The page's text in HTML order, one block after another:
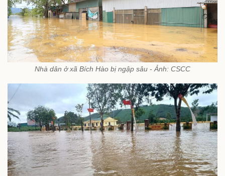
Nhà dân ở xã Bích Hào bị ngập sâu - Ảnh: CSCC